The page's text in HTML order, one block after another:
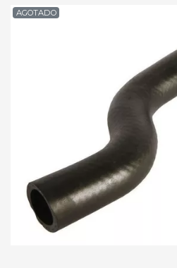
AGOTADO